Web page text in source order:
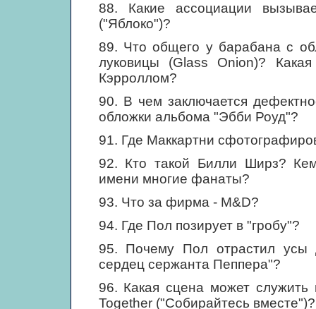
88. Какие ассоциации
("Яблоко")?
89. Что общего у барабана с
луковицы (Glass Onion)?
Кэрроллом?
90. В чем заключается
обложки альбома "Эбби Роуд"?
91. Где Маккартни
92. Кто такой Билли Ширз? Кем
имени многие фанаты?
93. Что за фирма - М&D?
94. Где Пол позирует в "гробу"?
95. Почему Пол отрастил усы
сердец сержанта Пеппера"?
96. Какая сцена может
Together ("Собирайтесь вместе")?